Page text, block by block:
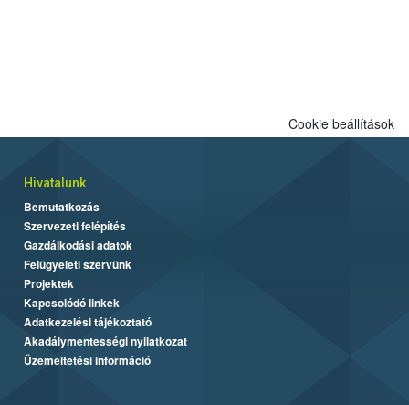
Cookie beállítások
Hivatalunk
Bemutatkozás
Szervezeti felépítés
Gazdálkodási adatok
Felügyeleti szervünk
Projektek
Kapcsolódó linkek
Adatkezelési tájékoztató
Akadálymentességi nyilatkozat
Üzemeltetési információ